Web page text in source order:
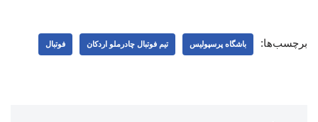
برچسب‌ها: باشگاه پرسپولیس تیم فوتبال چادرملو اردکان فوتبال